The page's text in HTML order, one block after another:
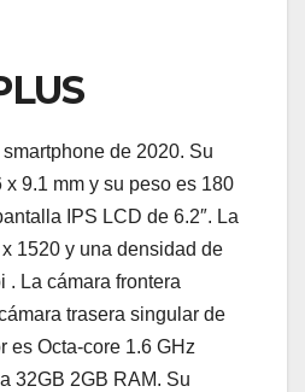
de 2020. Su
9.1 mm y su peso es 180
IPS LCD de 6.2″. La
1520 y una densidad de
. La cámara frontera
trasera singular de
es Octa-core 1.6 GHz
32GB 2GB RAM. Su